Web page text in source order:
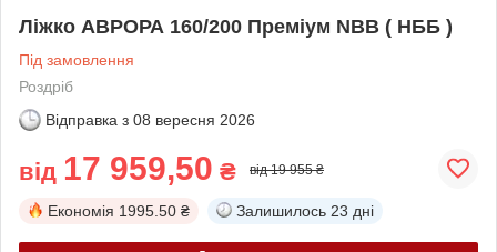
Ліжко АВРОРА 160/200 Преміум NBB ( НББ )
Під замовлення
Роздріб
Відправка з 08 вересня 2026
від 17 959,50 ₴ від 19 955 ₴
Економія 1995.50 ₴ Залишилось 23 дні